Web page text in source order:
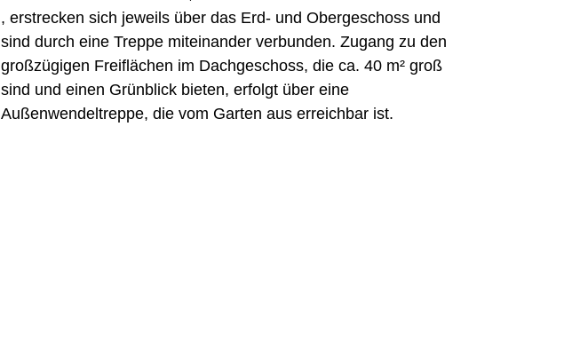
, erstrecken sich jeweils über das Erd- und Obergeschoss und
sind durch eine Treppe miteinander verbunden. Zugang zu den
großzügigen Freiflächen im Dachgeschoss, die ca. 40 m² groß
sind und einen Grünblick bieten, erfolgt über eine
Außenwendeltreppe, die vom Garten aus erreichbar ist.